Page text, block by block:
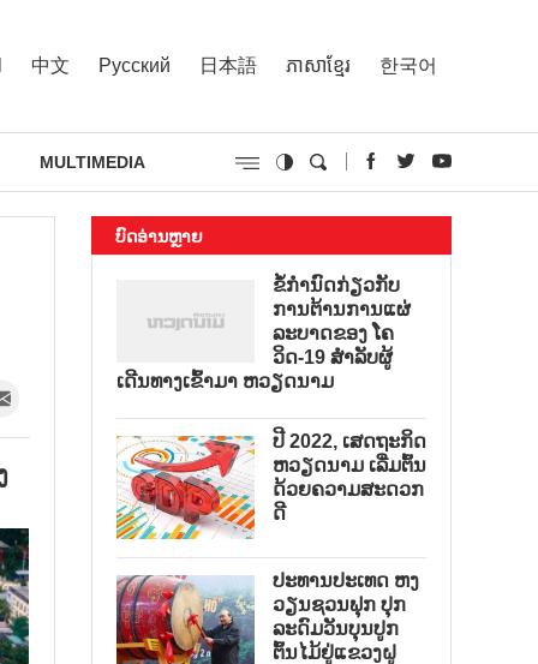
中文 Русский 日本語 ភាសាខ្មែរ 한국어
MULTIMEDIA
ບົດອ່ານຫຼາຍ
ຂໍ້ກຳນົດກ່ຽວກັບ
ການຕ້ານການແຜ່
ລະບາດຂອງ ໂຄ
ວິດ-19 ສຳລັບຜູ້
ເດີນທາງເຂົ້າມາ ຫວຽດນາມ
ປີ 2022, ເສດຖະກິດ
ຫວຽດນາມ ເລີ່ມຕົ້ນ
ດ້ວຍຄວາມສະດວກ
ດີ
ປະທານປະເທດ ຫງ
ວຽນຊວນຟຸກ ປຸກ
ລະດົມວັນບຸນປູກ
ຕົ້ນໄມ້ຢູ່ແຂວງຝູ